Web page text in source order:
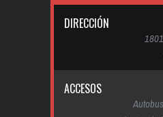
DIRECCIÓN
ACCESOS